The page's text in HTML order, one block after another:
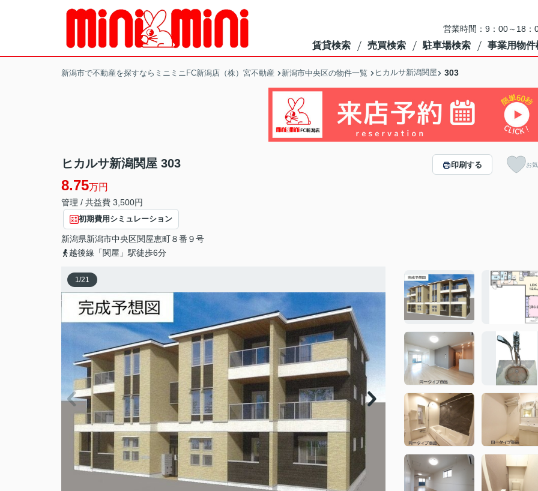
営業時間：9：00～18
賃貸検索 売買検索 駐車場検索 事業用物件
新潟市で不動産を探すならミニミニFC新潟店（株）宮不動産 新潟市中央区の物件一覧 ヒカルサ新潟関屋 303
ヒカルサ新潟関屋 303
8.75万円
管理 / 共益費 3,500円
初期費用シミュレーション
新潟県新潟市中央区関屋恵町８番９号
越後線「関屋」駅徒歩6分
印刷する お
1/21